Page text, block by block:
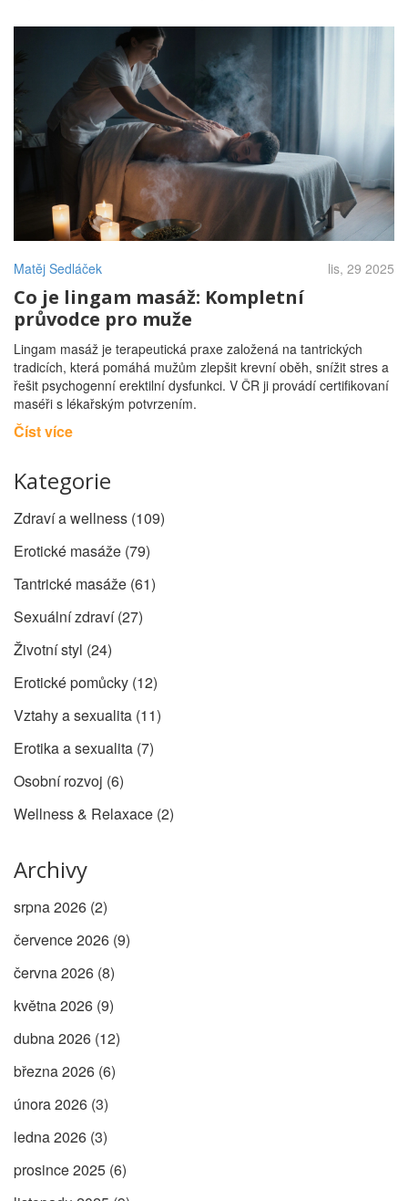
Matěj Sedláček lis, 29 2025
Co je lingam masáž: Kompletní
průvodce pro muže
Lingam masáž je terapeutická praxe založená na tantrických
tradicích, která pomáhá mužům zlepšit krevní oběh, snížit stres a
řešit psychogenní erektilní dysfunkci. V ČR ji provádí certifikovaní
maséři s lékařským potvrzením.
Číst více
Kategorie
Zdraví a wellness (109)
Erotické masáže (79)
Tantrické masáže (61)
Sexuální zdraví(27)
Životní styl (24)
Erotické pomůcky (12)
Vztahy a sexualita (11)
Erotika a sexualita (7)
Osobní rozvoj (6)
Wellness & Relaxace (2)
Archivy
srpna 2026 (2)
července 2026 (9)
června 2026 (8)
května 2026 (9)
dubna 2026 (12)
března 2026 (6)
února 2026 (3)
ledna 2026 (3)
prosince 2025 (6)